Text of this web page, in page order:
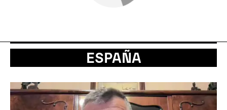
ESPAÑA